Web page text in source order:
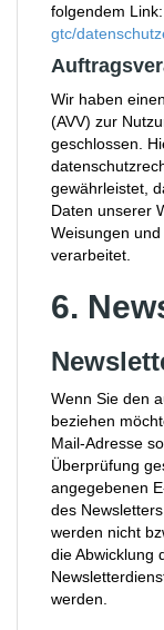
folgendem Link:
gtc/
Wir haben
(AVV) zur
geschlossen.
gewährleistet,
Daten unserer
Weisungen
verarbeitet.
6.
Wenn Sie den
beziehen
Mail-Adresse
Überprüfung
angegebenen
des
werden nicht
die Abwicklung
werden.